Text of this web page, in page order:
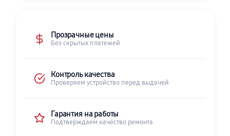
Прозрачные цены
Без скрытых платежей
Контроль качества
Проверяем устройство перед выдачей
Гарантия на работы
Подтверждаем качество ремонта